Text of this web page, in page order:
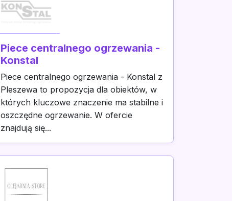
Piece centralnego ogrzewania -
Konstal
Piece centralnego ogrzewania - Konstal z
Pleszewa to propozycja dla obiektów, w
których kluczowe znaczenie ma stabilne i
oszczędne ogrzewanie. W ofercie
znajdują się...